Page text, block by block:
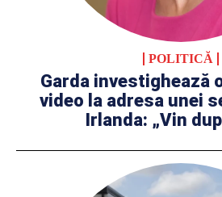
POLITICĂ
Garda investighează
video la adresa unei
Irlanda: „Vin